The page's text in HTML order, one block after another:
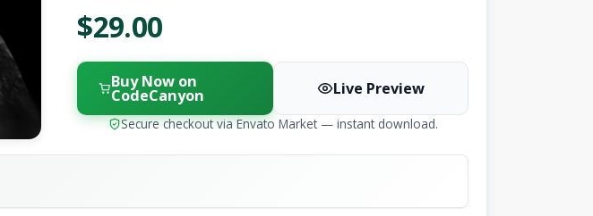
$29.00
Buy Now on
CodeCanyon Live Preview
Secure checkout via Envato Market — instant download.